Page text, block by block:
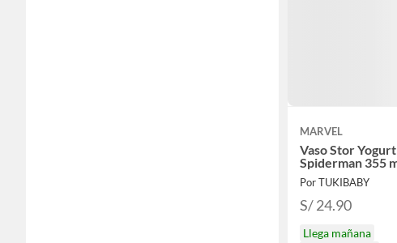
MARVEL
Vaso Stor
Spiderman 355
Por TUKIBABY
S/ 24.90
Llega mañana